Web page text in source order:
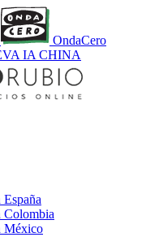
OndaCero
IA CHINA
Colombia
México